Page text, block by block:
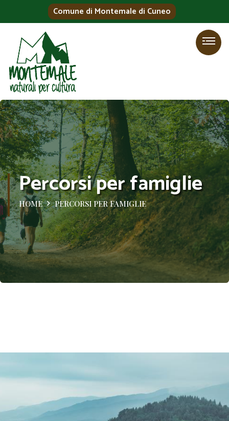
Comune di Montemale di Cuneo
Percorsi per famiglie
HOME PERCORSI PER FAMIGLIE